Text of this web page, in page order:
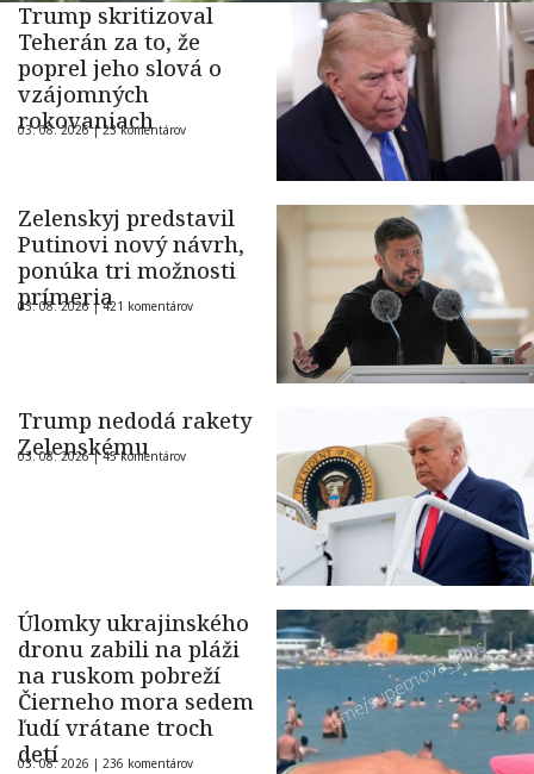
Trump skritizoval
Teherán za to, že
poprel jeho slová o
vzájomných
rokovaniach
03. 08. 2026 |23 komentárov
Zelenskyj predstavil
Putinovi nový návrh,
ponúka tri možnosti
prímeria
03. 08. 2026 |421 komentárov
Trump nedodá rakety
Zelenskému
03. 08. 2026 |45 komentárov
Úlomky ukrajinského
dronu zabili na pláži
na ruskom pobreží
Čierneho mora sedem
ľudí vrátane troch
detí
03. 08. 2026 | 236 komentárov